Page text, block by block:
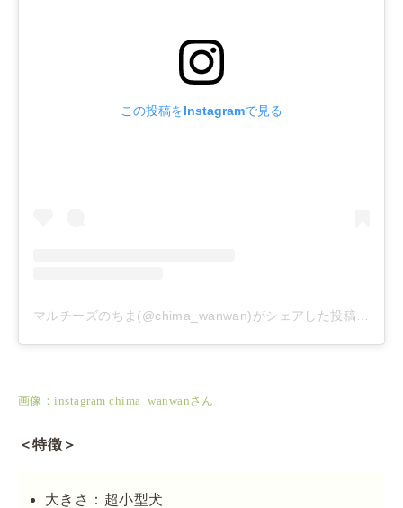
この投稿をInstagramで見る
画像：instagram chima_wanwanさん
＜特徴＞
大きさ：超小型犬